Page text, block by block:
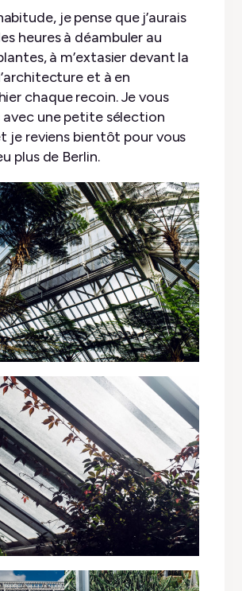
je pense que j’aurais
heures à déambuler au
à m’extasier devant la
et à en
chaque recoin. Je vous
avec une petite sélection
je reviens bientôt pour vous
plus de Berlin.